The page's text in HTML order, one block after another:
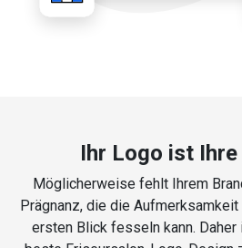
Ihr Logo ist
Möglicherweise fehlt Ihrem
Prägnanz, die die
ersten Blick fesseln kann.